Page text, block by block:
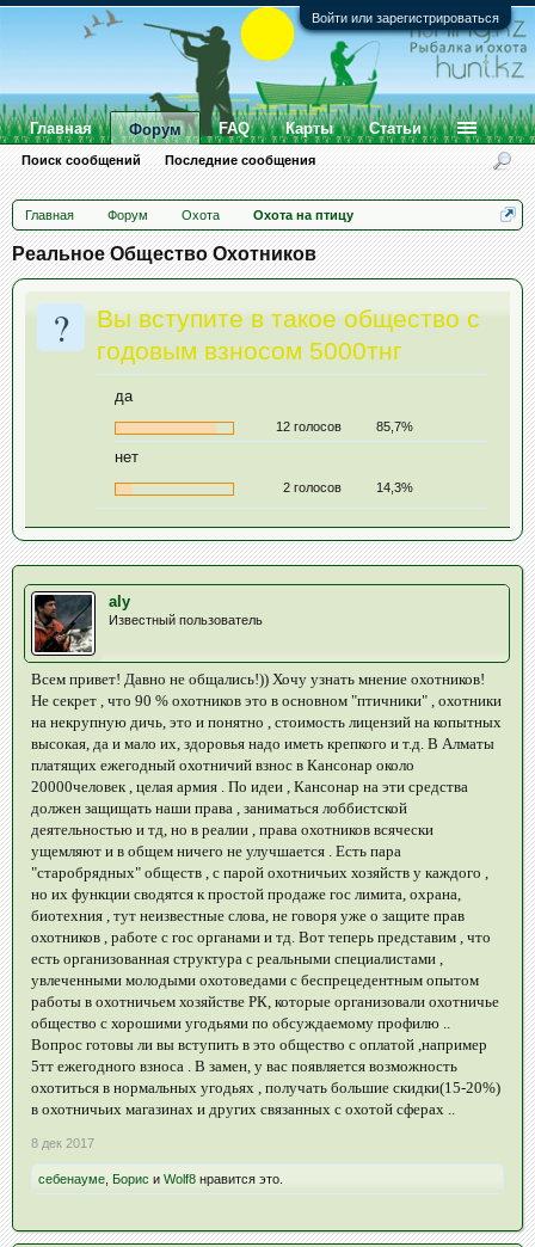
Войти или зарегистрироваться
Главная Форум Охота Охота на птицу
Реальное Общество Охотников
?
Вы вступите в такое общество с
годовым взносом 5000тнг
да
12 голосов 85,7%
нет
2 голосов 14,3%
aly
Известный пользователь
Всем привет! Давно не общались!)) Хочу узнать мнение охотников!
Не секрет , что 90 % охотников это в основном "птичники" , охотники
на некрупную дичь, это и понятно , стоимость лицензий на копытных
высокая, да и мало их, здоровья надо иметь крепкого и т.д. В Алматы
платящих ежегодный охотничий взнос в Кансонар около
20000человек , целая армия . По идеи , Кансонар на эти средства
должен защищать наши права , заниматься лоббистской
деятельностью и тд, но в реалии , права охотников всячески
ущемляют и в общем ничего не улучшается . Есть пара
"старобрядных" обществ , с парой охотничьих хозяйств у каждого ,
но их функции сводятся к простой продаже гос лимита, охрана,
биотехния , тут неизвестные слова, не говоря уже о защите прав
охотников , работе с гос органами и тд. Вот теперь представим , что
есть организованная структура с реальными специалистами ,
увлеченными молодыми охотоведами с беспрецедентным опытом
работы в охотничьем хозяйстве РК, которые организовали охотничье
общество с хорошими угодьями по обсуждаемому профилю ..
Вопрос готовы ли вы вступить в это общество с оплатой ,например
5тт ежегодного взноса . В замен, у вас появляется возможность
охотиться в нормальных угодьях , получать большие скидки(15-20%)
в охотничьих магазинах и других связанных с охотой сферах ..
8 дек 2017
себенауме Борис и Wolf8 нравится это.
Главная Форум
Поиск сообщений Последние сообщения
FAQ Карты Статьи